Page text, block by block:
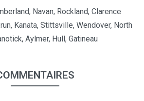
Navan, Rockland, Clarence
Kanata, Stittsville, Wendover, North
Aylmer, Hull, Gatineau